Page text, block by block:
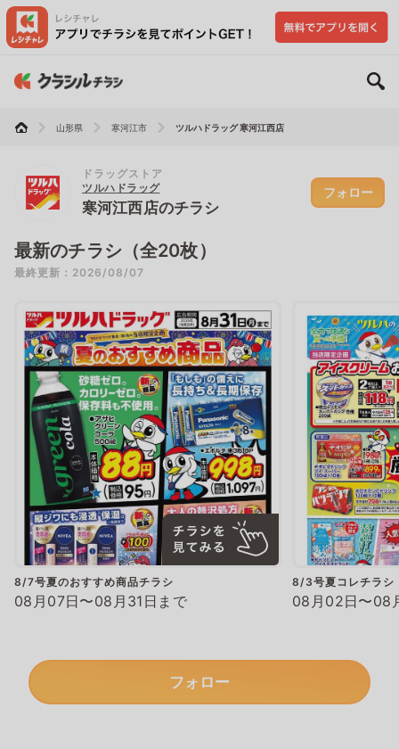
山形県 寒河江市 ツルハドラッグ 寒河江西店
ドラッグストア
ツルハドラッグ
寒河江西店のチラシ
フォロー
最新のチラシ（全20枚）
最終更新：2026/08/07
8/7号夏のおすすめ商品チラシ
08月07日〜08月31日まで
8/3号夏コレチラシ
08月02日〜08
フォロー